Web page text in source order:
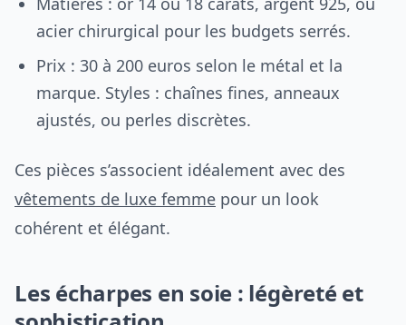
acier chirurgical pour les budgets serrés.
Prix : 30 à 200 euros selon le métal et la
marque. Styles : chaînes fines, anneaux
ajustés, ou perles discrètes.
Ces pièces s’associent idéalement avec des
vêtements de luxe femme pour un look
cohérent et élégant.
Les écharpes en soie : légèreté et